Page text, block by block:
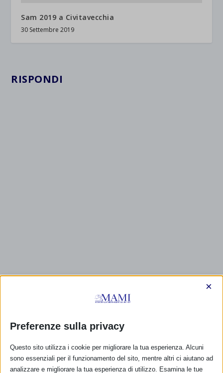
Sam 2019 a Civitavecchia
30 Settembre 2019
RISPONDI
CALENDARIO EVENTI
Non ci sono eventi
Preferenze sulla privacy
×
Questo sito utilizza i cookie per migliorare la tua esperienza. Alcuni
sono essenziali per il funzionamento del sito, mentre altri ci aiutano ad
analizzare e migliorare la tua esperienza di utilizzo. Esamina le tue